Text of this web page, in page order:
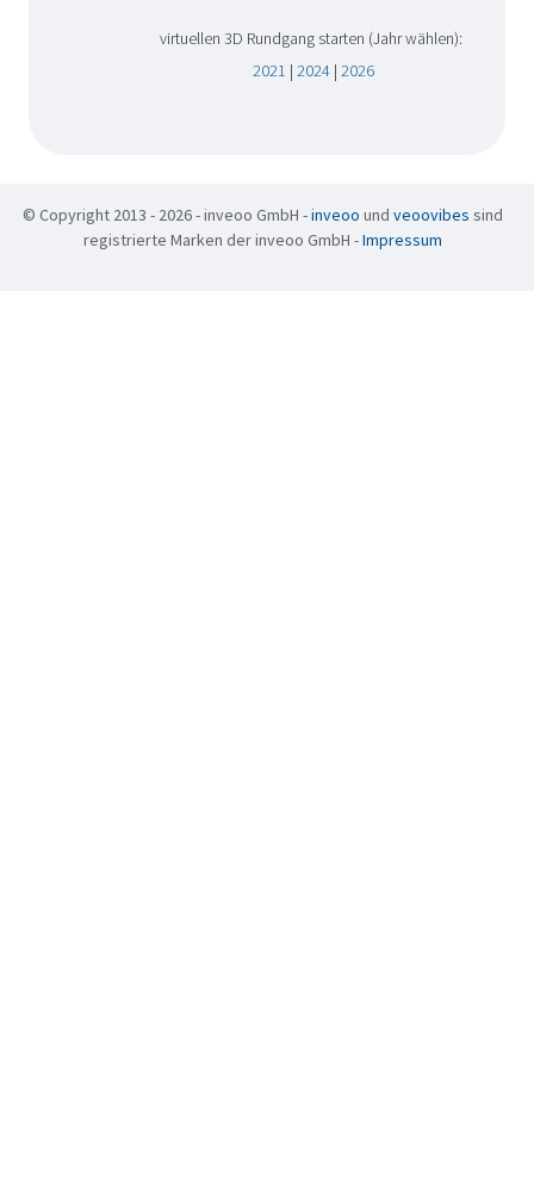
virtuellen 3D Rundgang starten (Jahr wählen):
2021 | 2024| 2026
© Copyright 2013 - 2026 - inveoo GmbH -inveoo und veoovibes sind
registrierte Marken der inveoo GmbH -Impressum